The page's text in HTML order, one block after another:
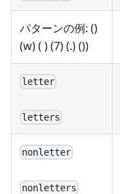
パターンの例: ()
(w) ( ) (7) (.) ())
letter
letters
nonletter
nonletters